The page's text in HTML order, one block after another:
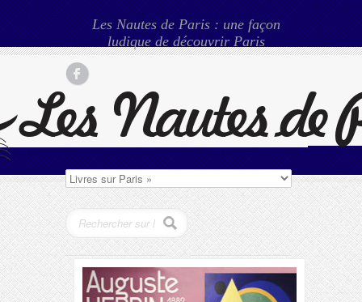
Les Nautes de Paris : une façon
ludique de découvrir Paris